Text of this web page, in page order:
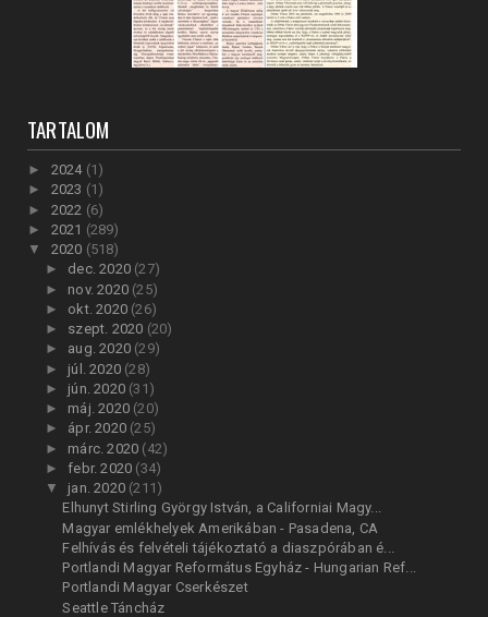
TARTALOM
► 2024 (1)
► 2023 (1)
► 2022 (6)
► 2021 (289)
▼ 2020 (518)
► dec. 2020 (27)
► nov. 2020 (25)
► okt. 2020 (26)
► szept. 2020 (20)
► aug. 2020 (29)
► júl. 2020 (28)
► jún. 2020 (31)
► máj. 2020 (20)
► ápr. 2020 (25)
► márc. 2020 (42)
►febr. 2020 (34)
▼ jan. 2020 (211)
Elhunyt Stirling György István, a Californiai Magy...
Magyar emlékhelyek Amerikában - Pasadena, CA
Felhívás és felvételi tájékoztató a diaszpórában é...
Portlandi Magyar Református Egyház - Hungarian Ref...
Portlandi Magyar Cserkészet
Seattle Táncház